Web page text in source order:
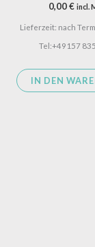
0,00€ incl.
Lieferzeit: nach
Tel:+49157
IN DEN